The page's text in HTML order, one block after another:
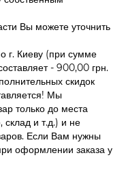
Вы можете уточнить
г. Киеву (при сумме
- 900,00 грн.
скидок
Мы
только до места
склад и т.д.) и не
Если Вам нужны
оформлении заказа у